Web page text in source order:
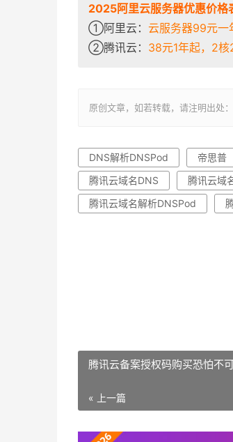
2025阿里云服务器优惠价格
①阿里云： 云服务器99元一
②腾讯云： 38元1年起，2
原创文章，如若转载，请注明出
DNS解析DNSPod 帝思普
腾讯云域名DNS
腾讯云域
腾讯云域名解析DNSPod
腾讯云备案授权码购买恐怕不
« 上一篇